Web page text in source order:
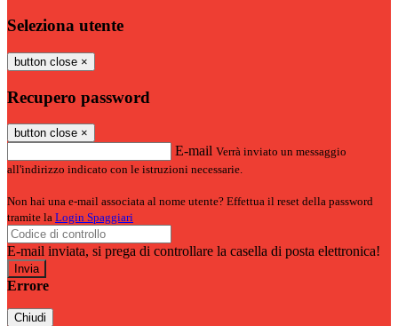
Seleziona utente
button close ×
Recupero password
button close ×
E-mail Verrà inviato un messaggio
all'indirizzo indicato con le istruzioni necessarie.
Non hai una e-mail associata al nome utente? Effettua il reset della password
tramite la Login Spaggiari
E-mail inviata, si prega di controllare la casella di posta elettronica!
Errore
Chiudi